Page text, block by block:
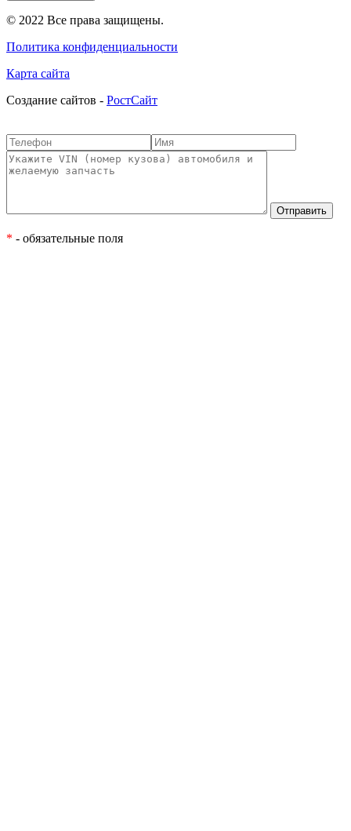
© 2022 Все права защищены.
Политика конфиденциальности
Карта сайта
Cоздание сайтов - РостСайт
* - обязательные поля